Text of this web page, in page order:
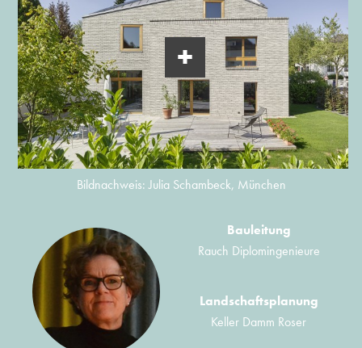
Bildnachweis: Julia Schambeck, München
Bauleitung
Rauch Diplomingenieure
Landschaftsplanung
Keller Damm Roser